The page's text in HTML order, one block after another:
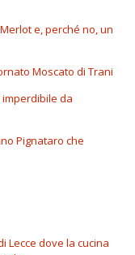
e, perché no, un
Moscato di Trani
imperdibile da
Pignataro che
Lecce dove la cucina